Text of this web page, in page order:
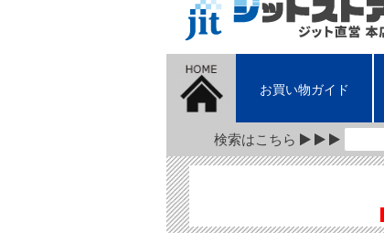
お買い物ガイド
検索はこちら